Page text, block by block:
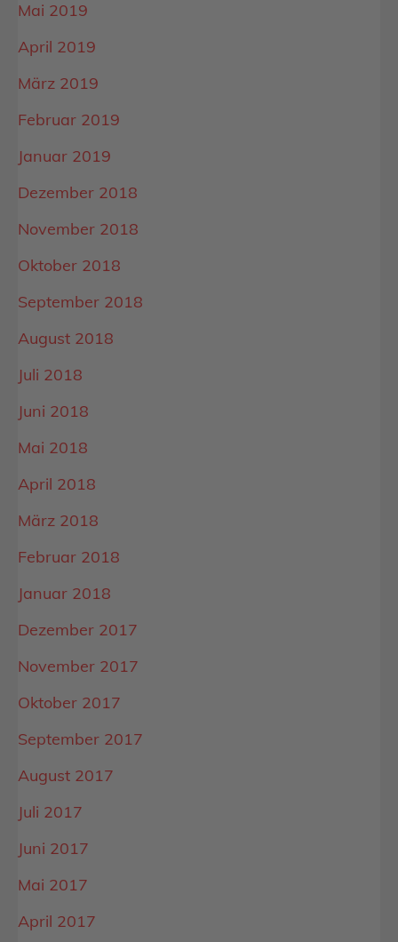
Mai 2019
April 2019
März 2019
Februar 2019
Januar 2019
Dezember 2018
November 2018
Oktober 2018
September 2018
August 2018
Juli 2018
Juni 2018
Mai 2018
April 2018
März 2018
Februar 2018
Januar 2018
Dezember 2017
November 2017
Oktober 2017
September 2017
August 2017
Juli 2017
Juni 2017
Mai 2017
April 2017